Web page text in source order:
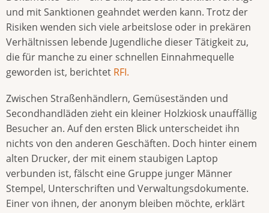
und mit Sanktionen geahndet werden kann. Trotz der
Risiken wenden sich viele arbeitslose oder in prekären
Verhältnissen lebende Jugendliche dieser Tätigkeit zu,
die für manche zu einer schnellen Einnahmequelle
geworden ist, berichtet RFI.
Zwischen Straßenhändlern, Gemüseständen und
Secondhandläden zieht ein kleiner Holzkiosk unauffällig
Besucher an. Auf den ersten Blick unterscheidet ihn
nichts von den anderen Geschäften. Doch hinter einem
alten Drucker, der mit einem staubigen Laptop
verbunden ist, fälscht eine Gruppe junger Männer
Stempel, Unterschriften und Verwaltungsdokumente.
Einer von ihnen, der anonym bleiben möchte, erklärt